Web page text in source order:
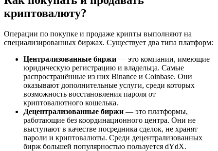
криптовалюту?
Операции по покупке и продаже крипты выполняют на
специализированных биржах. Существует два типа платформ:
Централизованные биржи — это компании, имеющие
юридическую регистрацию и владельца. Самые
распространённые из них Binance и Coinbase. Они
оказывают дополнительные услуги, среди которых
возможность восстановления пароля от
криптовалютного кошелька.
Децентрализованные биржи — это платформы,
работающие без координационного центра. Они не
выступают в качестве посредника сделок, не хранят
пароли и криптовалюты. Среди децентрализованных
бирж большей популярностью пользуется dYdX.